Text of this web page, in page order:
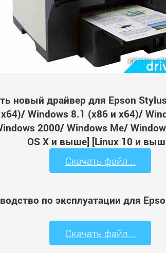
новый драйвер для Epson
Windows 8.1 (x86 и x64)/
2000/ Windows Me/
OS X и выше] [Linux 10 и
Скачать файл...
по эксплуатации для
Скачать файл...